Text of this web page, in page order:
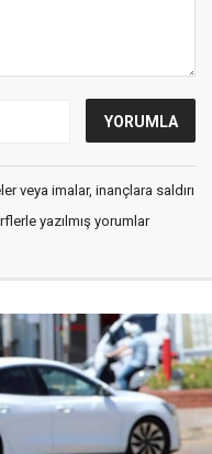
veya imalar, inançlara saldırı
yazılmış yorumlar